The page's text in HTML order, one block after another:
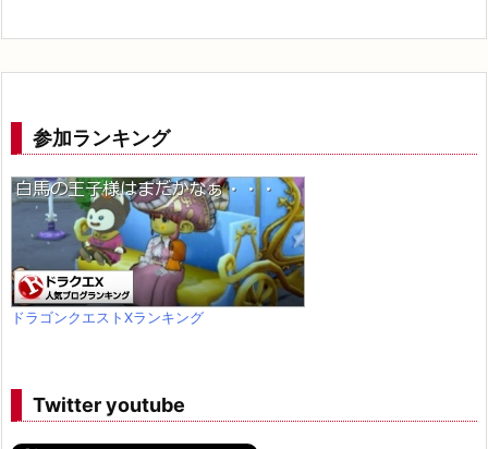
参加ランキング
ドラゴンクエストXランキング
Twitter youtube